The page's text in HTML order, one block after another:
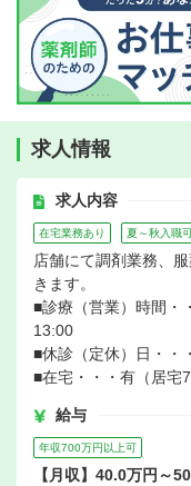
求人情報
求人内容
在宅業務あり 夏～秋入職
店舗にて調剤業務、
きます。
■診療（営業）時間
13:00
■休診（定休）日・・
■在宅・・・有（居宅
給与
年収700万円以上可
【月収】40.0万円～